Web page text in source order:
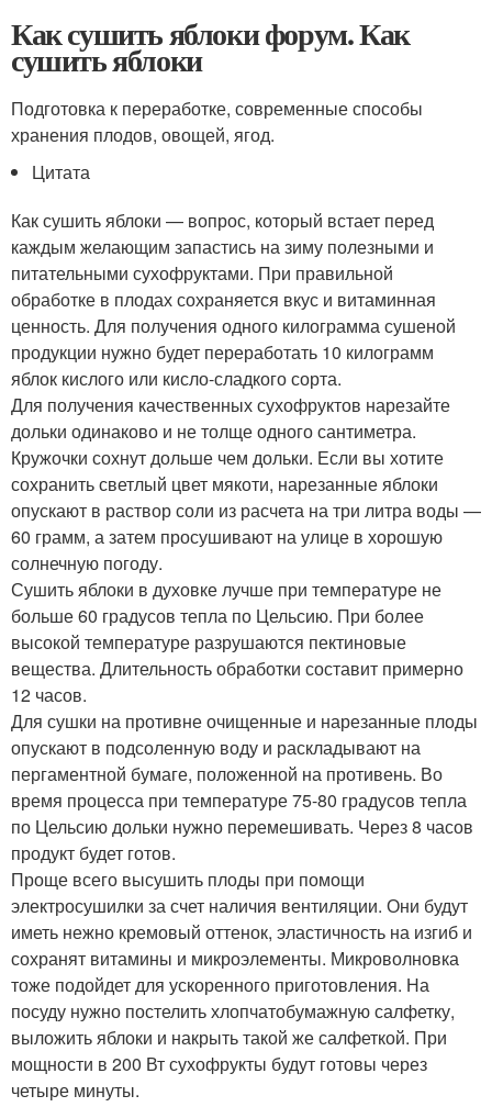
Как сушить яблоки форум. Как
сушить яблоки
Подготовка к переработке, современные способы
хранения плодов, овощей, ягод.
Цитата
Как сушить яблоки — вопрос, который встает перед
каждым желающим запастись на зиму полезными и
питательными сухофруктами. При правильной
обработке в плодах сохраняется вкус и витаминная
ценность. Для получения одного килограмма сушеной
продукции нужно будет переработать 10 килограмм
яблок кислого или кисло-сладкого сорта.
Для получения качественных сухофруктов нарезайте
дольки одинаково и не толще одного сантиметра.
Кружочки сохнут дольше чем дольки. Если вы хотите
сохранить светлый цвет мякоти, нарезанные яблоки
опускают в раствор соли из расчета на три литра воды —
60 грамм, а затем просушивают на улице в хорошую
солнечную погоду.
Сушить яблоки в духовке лучше при температуре не
больше 60 градусов тепла по Цельсию. При более
высокой температуре разрушаются пектиновые
вещества. Длительность обработки составит примерно
12 часов.
Для сушки на противне очищенные и нарезанные плоды
опускают в подсоленную воду и раскладывают на
пергаментной бумаге, положенной на противень. Во
время процесса при температуре 75-80 градусов тепла
по Цельсию дольки нужно перемешивать. Через 8 часов
продукт будет готов.
Проще всего высушить плоды при помощи
электросушилки за счет наличия вентиляции. Они будут
иметь нежно кремовый оттенок, эластичность на изгиб и
сохранят витамины и микроэлементы. Микроволновка
тоже подойдет для ускоренного приготовления. На
посуду нужно постелить хлопчатобумажную салфетку,
выложить яблоки и накрыть такой же салфеткой. При
мощности в 200 Вт сухофрукты будут готовы через
четыре минуты.